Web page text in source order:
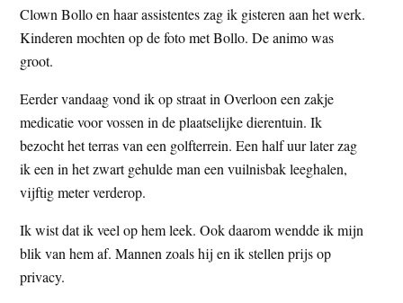
Clown Bollo en haar assistentes zag ik gisteren aan het werk.
Kinderen mochten op de foto met Bollo. De animo was
groot.
Eerder vandaag vond ik op straat in Overloon een zakje
medicatie voor vossen in de plaatselijke dierentuin. Ik
bezocht het terras van een golfterrein. Een half uur later zag
ik een in het zwart gehulde man een vuilnisbak leeghalen,
vijftig meter verderop.
Ik wist dat ik veel op hem leek. Ook daarom wendde ik mijn
blik van hem af. Mannen zoals hij en ik stellen prijs op
privacy.